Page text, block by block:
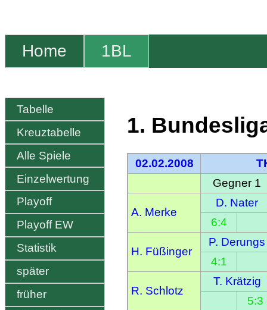
Home 1BL
Tabelle
Kreuztabelle
Alle Spiele
Einzelwertung
Playoff
Playoff EW
Statistik
später
früher
1.
02.02.2008
Gegner 1
A. Merke
D. Nater
6:4
H. Füßinger
P. Derungs
4:1
R. Schlotz
T. Krätzig
5:3